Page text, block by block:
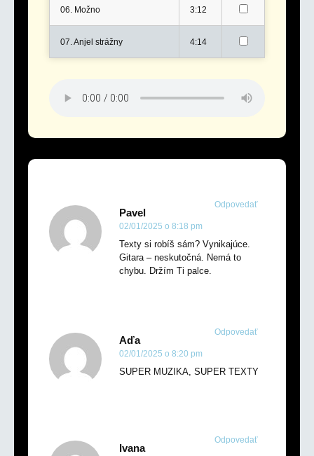
06. Možno 3:12
07. Anjel strážny 4:14
Pavel
02/01/2025 o 8:18 pm
Texty si robíš sám? Vynikajúce.
Gitara – neskutočná. Nemá to
chybu. Držím Ti palce.
Odpovedať
Aďa
02/01/2025 o 8:20 pm
SUPER MUZIKA, SUPER TEXTY
Odpovedať
Ivana
Odpovedať